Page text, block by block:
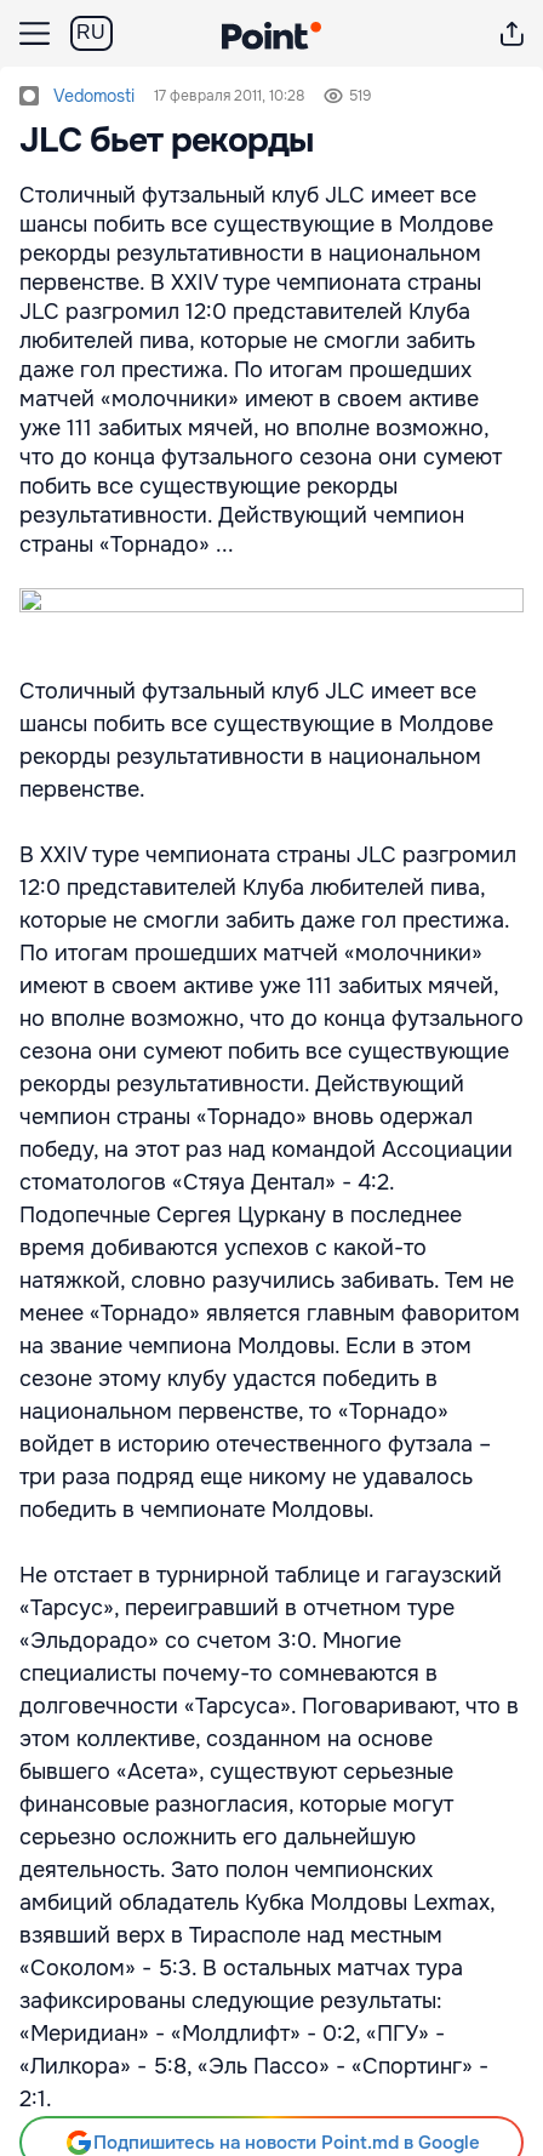
RU
Vedomosti 17 февраля 2011, 10:28 519
JLC бьет рекорды
Столичный футзальный клуб JLC имеет все
шансы побить все существующие в Молдове
рекорды результативности в национальном
первенстве. В XXIV туре чемпионата страны
JLC разгромил 12:0 представителей Клуба
любителей пива, которые не смогли забить
даже гол престижа. По итогам прошедших
матчей «молочники» имеют в своем активе
уже 111 забитых мячей, но вполне возможно,
что до конца футзального сезона они сумеют
побить все существующие рекорды
результативности. Действующий чемпион
страны «Торнадо» ...
Столичный футзальный клуб JLC имеет все
шансы побить все существующие в Молдове
рекорды результативности в национальном
первенстве.
В XXIV туре чемпионата страны JLC разгромил
12:0 представителей Клуба любителей пива,
которые не смогли забить даже гол престижа.
По итогам прошедших матчей «молочники»
имеют в своем активе уже 111 забитых мячей,
но вполне возможно, что до конца футзального
сезона они сумеют побить все существующие
рекорды результативности. Действующий
чемпион страны «Торнадо» вновь одержал
победу, на этот раз над командой Ассоциации
стоматологов «Стяуа Дентал» - 4:2.
Подопечные Сергея Цуркану в последнее
время добиваются успехов с какой-то
натяжкой, словно разучились забивать. Тем не
менее «Торнадо» является главным фаворитом
на звание чемпиона Молдовы. Если в этом
сезоне этому клубу удастся победить в
национальном первенстве, то «Торнадо»
войдет в историю отечественного футзала –
три раза подряд еще никому не удавалось
победить в чемпионате Молдовы.
Не отстает в турнирной таблице и гагаузский
«Тарсус», переигравший в отчетном туре
«Эльдорадо» со счетом 3:0. Многие
специалисты почему-то сомневаются в
долговечности «Тарсуса». Поговаривают, что в
этом коллективе, созданном на основе
бывшего «Асета», существуют серьезные
финансовые разногласия, которые могут
серьезно осложнить его дальнейшую
деятельность. Зато полон чемпионских
амбиций обладатель Кубка Молдовы Lexmax,
взявший верх в Тирасполе над местным
«Соколом» - 5:3. В остальных матчах тура
зафиксированы следующие результаты:
«Меридиан» - «Молдлифт» - 0:2, «ПГУ» -
«Лилкора» - 5:8, «Эль Пассо» - «Спортинг» -
2:1.
Подпишитесь на новости Point.md в Google